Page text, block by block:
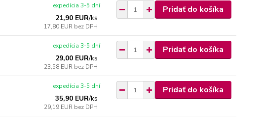
21,90 EUR/ks
17,80 EUR bez DPH
expedícia 3-5 dní Pridať do košíka
29,00 EUR/ks
23,58 EUR bez DPH
expedícia 3-5 dní Pridať do košíka
35,90 EUR/ks
29,19 EUR bez DPH
expedícia 3-5 dní Pridať do košíka